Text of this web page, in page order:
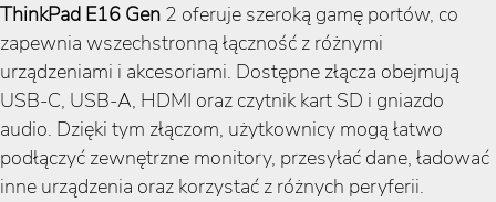
ThinkPad E16 Gen 2 oferuje szeroką gamę portów, co
zapewnia wszechstronną łączność z różnymi
urządzeniami i akcesoriami. Dostępne złącza obejmują
USB-C, USB-A, HDMI oraz czytnik kart SD i gniazdo
audio. Dzięki tym złączom, użytkownicy mogą łatwo
podłączyć zewnętrzne monitory, przesyłać dane, ładować
inne urządzenia oraz korzystać z różnych peryferii.